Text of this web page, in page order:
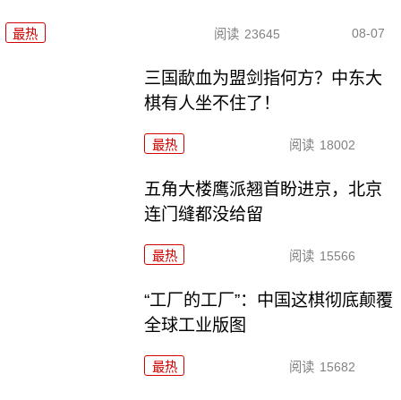
最热 阅读 23645 08-07
三国歃血为盟剑指何方？中东大
棋有人坐不住了！
最热 阅读 18002
五角大楼鹰派翘首盼进京，北京
连门缝都没给留
最热 阅读 15566
“工厂的工厂”：中国这棋彻底颠覆
全球工业版图
最热 阅读 15682